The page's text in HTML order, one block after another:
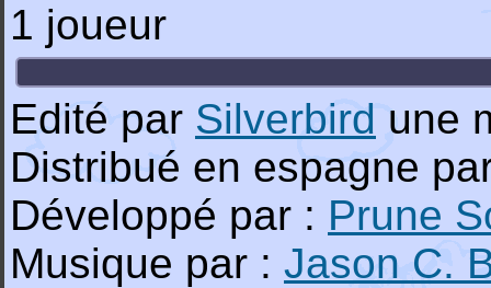
1 joueur
Edité par Silverbird une
Distribué en espagne
Développé par : Prune
Musique par : Jason C.